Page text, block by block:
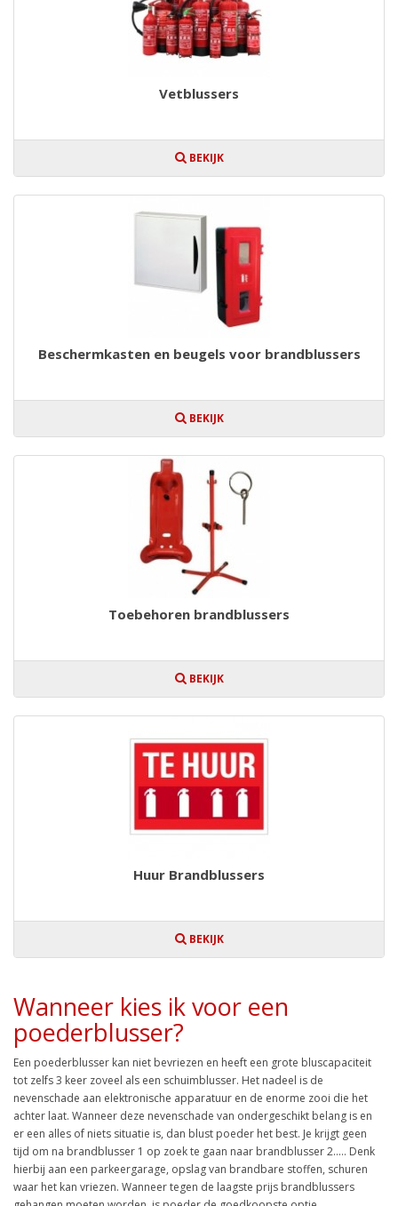
Vetblussers
BEKIJK
Beschermkasten en beugels voor brandblussers
BEKIJK
Toebehoren brandblussers
BEKIJK
Huur Brandblussers
BEKIJK
Wanneer kies ik voor een
poederblusser?
Een poederblusser kan niet bevriezen en heeft een grote bluscapaciteit
tot zelfs 3 keer zoveel als een schuimblusser. Het nadeel is de
nevenschade aan elektronische apparatuur en de enorme zooi die het
achter laat. Wanneer deze nevenschade van ondergeschikt belang is en
er een alles of niets situatie is, dan blust poeder het best. Je krijgt geen
tijd om na brandblusser 1 op zoek te gaan naar brandblusser 2..... Denk
hierbij aan een parkeergarage, opslag van brandbare stoffen, schuren
waar het kan vriezen. Wanneer tegen de laagste prijs brandblussers